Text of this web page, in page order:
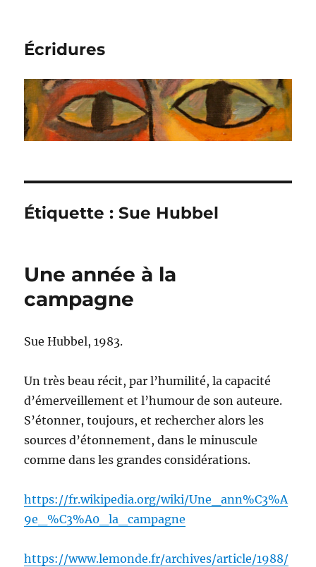
Écridures
Étiquette :Sue Hubbel
Une année à la
campagne
Sue Hubbel, 1983.
Un très beau récit, par l’humilité, la capacité
d’émerveillement et l’humour de son auteure.
S’étonner, toujours, et rechercher alors les
sources d’étonnement, dans le minuscule
comme dans les grandes considérations.
https://fr.wikipedia.org/wiki/Une_ann%C3%A
9e_%C3%A0_la_campagne
https://www.lemonde.fr/archives/article/1988/